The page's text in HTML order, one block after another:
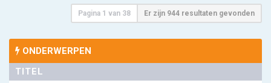
Pagina 1 van 38 Er zijn 944 resultaten gevonden
ONDERWERPEN
TITEL